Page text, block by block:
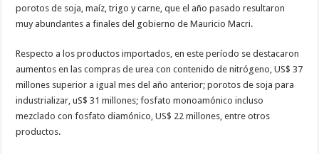
porotos de soja, maíz, trigo y carne, que el año pasado resultaron
muy abundantes a finales del gobierno de Mauricio Macri.
Respecto a los productos importados, en este período se destacaron
aumentos en las compras de urea con contenido de nitrógeno, US$ 37
millones superior a igual mes del año anterior; porotos de soja para
industrializar, uS$ 31 millones; fosfato monoamónico incluso
mezclado con fosfato diamónico, US$ 22 millones, entre otros
productos.